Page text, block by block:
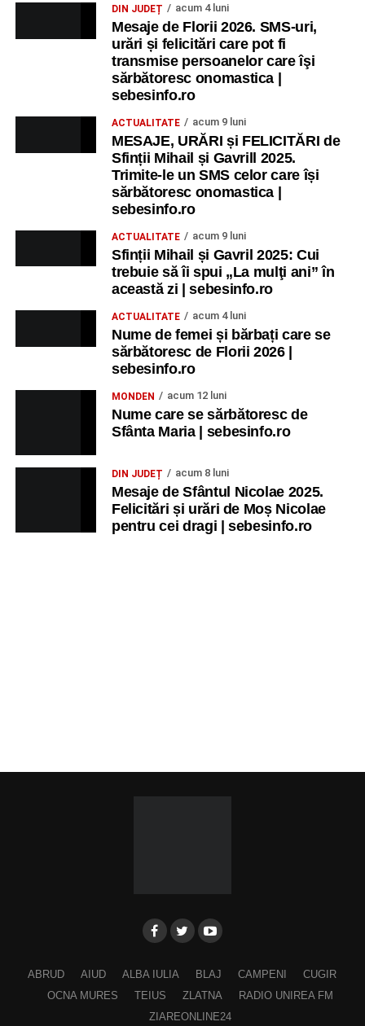
– Grădina Muzeului Municipal „Ioan Raica”
Sebeș: încheierea Școlii de vară„Curcubeul Prieteniei”
– Aula Primăriei Municipiului Sebeș:
festivitatea de premiere a șefilor de promoție și a elevilor
Evaluare Națională și Bacalaureat.
– Parcul Tineretului: Spectacol pentru copii și
Alexandra Pamfilie și Școala de muzică„DoReMi”
Ancuța Stănuș și grupul de folclor;
Trupa de Dansuri Săsești.
Ora 20.30– Parcul Tineretului: proiecția filmului pentru
„Străjerii Deltei”(România, 2021), film de familie și
JOI, 27 AUGUST 2026
Grădina Muzeului Municipal „Ioan
Raica” Sebeș
Sărbătoarea Seniorilor
– festivitatea de
Participă:
Georgiana Petrescu
Georgiana Pavelescu
Alina Andrei
DIN JUDEȚ acum 4 luni
Mesaje de Florii 2026. SMS-uri,
urări și felicitări care pot fi
transmise persoanelor care îşi
sărbătoresc onomastica |
sebesinfo.ro
ACTUALITATE acum 9 luni
MESAJE, URĂRI și FELICITĂRI de
Sfinții Mihail și Gavrill 2025.
Trimite-le un SMS celor care își
sărbătoresc onomastica |
sebesinfo.ro
ACTUALITATE acum 9 luni
Sfinții Mihail și Gavril 2025: Cui
trebuie să îi spui „La mulţi ani” în
această zi | sebesinfo.ro
ACTUALITATE acum 4 luni
Nume de femei și bărbați care se
sărbătoresc de Florii 2026 |
sebesinfo.ro
MONDEN acum 12 luni
Nume care se sărbătoresc de
Sfânta Maria | sebesinfo.ro
DIN JUDEȚ acum 8 luni
Mesaje de Sfântul Nicolae 2025.
Felicitări și urări de Moș Nicolae
pentru cei dragi | sebesinfo.ro
ABRUD AIUD ALBA IULIA BLAJ CAMPENI
CUGIR
OCNA MURES
TEIUS ZLATNA
RADIO UNIREA FM
ZIAREONLINE24